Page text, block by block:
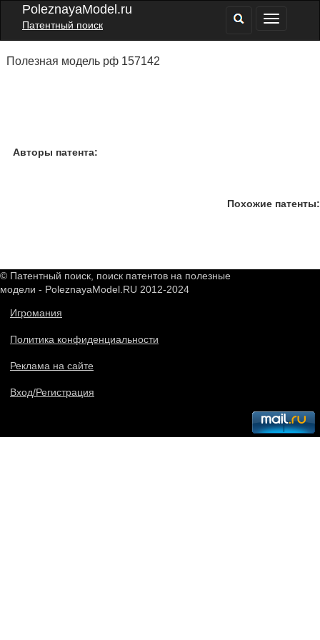
PoleznayaModel.ru
Патентный поиск
Полезная модель рф 157142
Авторы патента:
Похожие патенты:
© Патентный поиск, поиск патентов на полезные
модели - PoleznayaModel.RU 2012-2024
Игромания
Политика конфиденциальности
Реклама на сайте
Вход/Регистрация